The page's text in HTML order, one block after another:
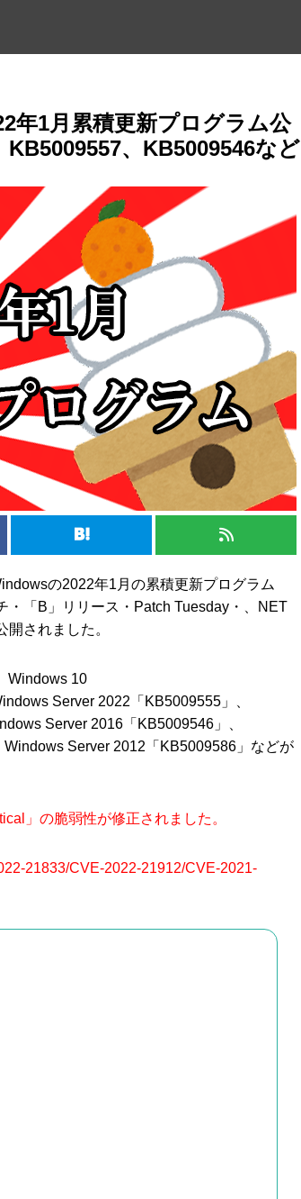
年1月累積更新プログラム公
、KB5009546など
の2022年1月の累積更新プログラム
・「B」リリース・Patch Tuesday・、NET
されました。
Windows 10
Server 2022「KB5009555」、
Server 2016「KB5009546」、
Server 2012「KB5009586」などが
」の脆弱性が修正されました。
21833/CVE-2022-21912/CVE-2021-